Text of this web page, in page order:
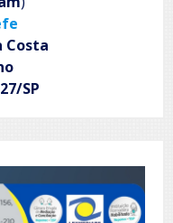
Costa
SP